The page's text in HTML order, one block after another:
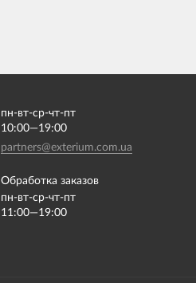
пн-вт-ср-чт-пт
10:00—19:00
partners@exterium.com.ua
Обработка заказов
пн-вт-ср-чт-пт
11:00—19:00